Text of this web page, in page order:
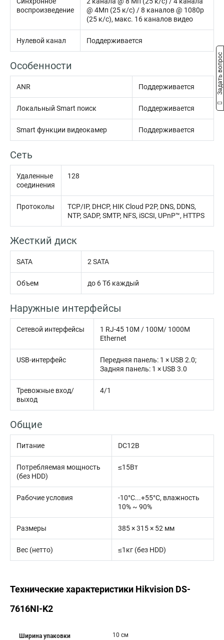
воспроизведение
@ 4Мп (25 к/с) / 8 каналов @ 1080p
(25 к/с), макс. 16 каналов видео
Нулевой канал Поддерживается
Особенности
ANR Поддерживается
Локальный Smart поиск Поддерживается
Smart функции видеокамер Поддерживается
Сеть
Удаленные
соединения
128
Протоколы
TCP/IP, DHCP, HIK Cloud P2P, DNS, DDNS,
NTP, SADP, SMTP, NFS, iSCSI, UPnP™, HTTPS
Жесткий диск
SATA 2 SATA
Объем до 6 Тб каждый
Наружные интерфейсы
Сетевой интерфейсы
1 RJ-45 10M / 100M/ 1000M
Ethernet
USB-интерфейс
Передняя панель: 1 × USB 2.0;
Задняя панель: 1 × USB 3.0
Тревожные вход/
выход
4/1
Общие
Питание DC12В
Потребляемая мощность
(без HDD)
≤15Вт
Рабочие условия
-10°C...+55°C, влажность
10% ~ 90%
Размеры 385 × 315 × 52 мм
Вес (нетто) ≤1кг (без HDD)
Технические характеристики Hikvision DS-
7616NI-K2
Ширина упаковки 10 см
Задать вопрос